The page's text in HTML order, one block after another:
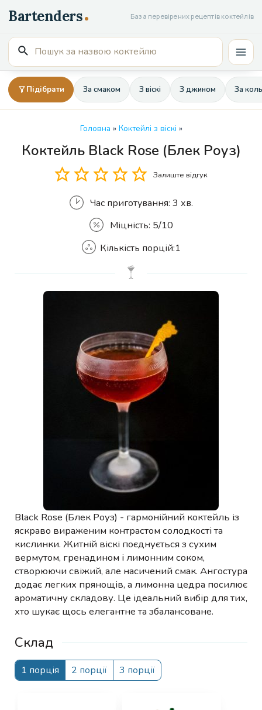
до
вмісту
База перевірених рецептів коктейлів
Пошук
для:
Підібрати За смаком З віскі З джином За
Головна » Коктейлі з віскі »
Коктейль Black Rose (Блек Роуз)
Залиште відгук
Час приготування: 3 хв.
Міцність: 5/10
Кількість
Кількість порцій:1
Black Rose (Блек Роуз) - гармонійний коктейль із
яскраво вираженим контрастом солодкості та
кислинки. Житній віскі поєднується з сухим
вермутом, гренадином і лимонним соком,
створюючи свіжий, але насичений смак. Ангостура
додає легких прянощів, а лимонна цедра посилює
ароматичну складову. Це ідеальний вибір для тих,
хто шукає щось елегантне та збалансоване.
Склад
1 порція 2 порції 3 порції